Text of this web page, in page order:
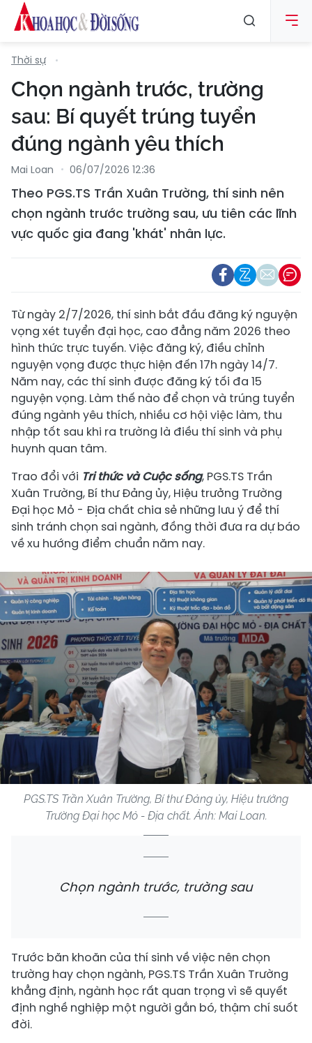
Thời sự
Chọn ngành trước, trường
sau: Bí quyết trúng tuyển
đúng ngành yêu thích
Mai Loan 06/07/2026 12:36
Theo PGS.TS Trần Xuân Trường, thí sinh nên
chọn ngành trước trường sau, ưu tiên các lĩnh
vực quốc gia đang 'khát' nhân lực.
Từ ngày 2/7/2026, thí sinh bắt đầu đăng ký nguyện
vọng xét tuyển đại học, cao đẳng năm 2026 theo
hình thức trực tuyến. Việc đăng ký, điều chỉnh
nguyện vọng được thực hiện đến 17h ngày 14/7.
Năm nay, các thí sinh được đăng ký tối đa 15
nguyện vọng. Làm thế nào để chọn và trúng tuyển
đúng ngành yêu thích, nhiều cơ hội việc làm, thu
nhập tốt sau khi ra trường là điều thí sinh và phụ
huynh quan tâm.
Trao đổi với Tri thức và Cuộc sống, PGS.TS Trần
Xuân Trường, Bí thư Đảng ủy, Hiệu trưởng Trường
Đại học Mỏ - Địa chất chia sẻ những lưu ý để thí
sinh tránh chọn sai ngành, đồng thời đưa ra dự báo
về xu hướng điểm chuẩn năm nay.
PGS.TS Trần Xuân Trường, Bí thư Đảng ủy, Hiệu trưởng
Trường Đại học Mỏ - Địa chất. Ảnh: Mai Loan.
Chọn ngành trước, trường sau
Trước băn khoăn của thí sinh về việc nên chọn
trường hay chọn ngành, PGS.TS Trần Xuân Trường
khẳng định, ngành học rất quan trọng vì sẽ quyết
định nghề nghiệp một người gắn bó, thậm chí suốt
đời.